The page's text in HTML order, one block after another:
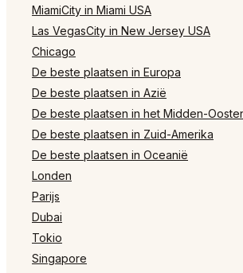
MiamiCity in Miami USA
Las VegasCity in New Jersey USA
Chicago
De beste plaatsen in Europa
De beste plaatsen in Azië
De beste plaatsen in het Midden-
De beste plaatsen in Zuid-Amerika
De beste plaatsen in Oceanië
Londen
Parijs
Dubai
Tokio
Singapore